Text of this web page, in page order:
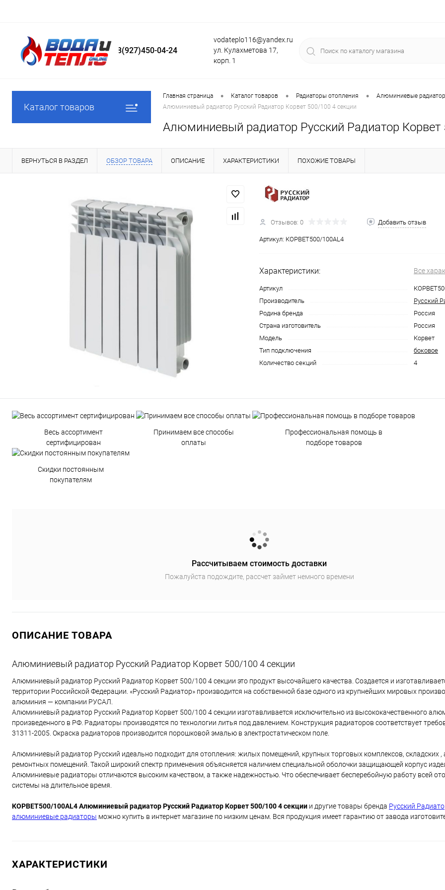
8(927)450-04-24
vodateplo116@yandex.ru
ул. Кулахметова 17,
корп. 1
Каталог товаров
Главная страница • Каталог товаров • Радиаторы отопления •
Алюминиевые
Алюминиевый радиатор Русский Радиатор Корвет 500/100 4 секции
Алюминиевый радиатор Русский Радиатор Корвет
ВЕРНУТЬСЯ В РАЗДЕЛ ОБЗОР ТОВАРА ОПИСАНИЕ ХАРАКТЕРИСТИКИ ПОХОЖИЕ ТОВАРЫ
Отзывов: 0 Добавить отзыв
Артикул: КОРВЕТ500/100AL4
Характеристики: Все
Артикул
Производитель
Русский
Родина бренда
Россия
Страна изготовитель
Россия
Модель
Корвет
Тип подключения
боковое
Количество секций
4
Весь ассортимент
сертифицирован
Принимаем все способы
оплаты
Профессиональная помощь в
подборе товаров
Скидки постоянным
покупателям
Рассчитываем стоимость доставки
Пожалуйста подождите, рассчет займет немного времени
ОПИСАНИЕ ТОВАРА
Алюминиевый радиатор Русский Радиатор Корвет 500/100 4 секции
Алюминиевый радиатор Русский Радиатор Корвет 500/100 4 секции это продукт высочайшего качества. Создается и
территории Российской Федерации. «Русский Радиатор» производится на собственной базе одного из крупнейших мировых
алюминия — компании РУСАЛ.
Алюминиевый радиатор Русский Радиатор Корвет 500/100 4 секции изготавливается исключительно из высококачественного
произведенного в РФ. Радиаторы производятся по технологии литья под давлением. Конструкция радиаторов соответствует
31311-2005. Окраска радиаторов производится порошковой эмалью в электростатическом поле.
Алюминиевый радиатор Русский идеально подходит для отопления: жилых помещений, крупных торговых комплексов, складских ,
ремонтных помещений. Такой широкий спектр применения объясняется наличием специальной оболочки защищающей корпус
Алюминиевые радиаторы отличаются высоким качеством, а также надежностью. Что обеспечивает бесперебойную работу всей
системы на длительное время.
КОРВЕТ500/100AL4 Алюминиевый радиатор Русский Радиатор Корвет 500/100 4 секции и другие товары бренда Русский
алюминиевые радиаторы можно купить в интернет магазине по низким ценам. Вся продукция имеет гарантию от завода
ХАРАКТЕРИСТИКИ